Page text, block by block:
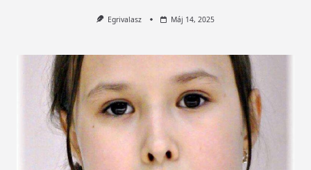
Egrivalasz Máj 14, 2025